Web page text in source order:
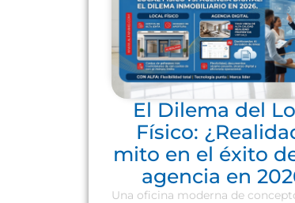
El Dilema del
Físico:
mito en el éxito
agencia en
Una oficina moderna de